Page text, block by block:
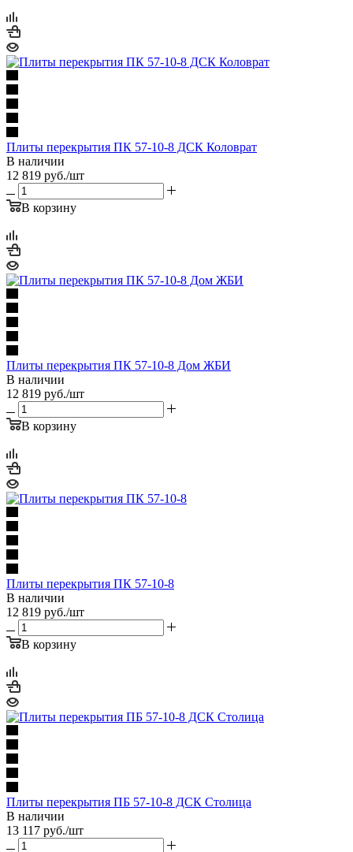
Плиты перекрытия ПК 57-10-8 ДСК Коловрат
В наличии
12 819 руб./шт
В корзину
Плиты перекрытия ПК 57-10-8 Дом ЖБИ
В наличии
12 819 руб./шт
В корзину
Плиты перекрытия ПК 57-10-8
В наличии
12 819 руб./шт
В корзину
Плиты перекрытия ПБ 57-10-8 ДСК Столица
В наличии
13 117 руб./шт